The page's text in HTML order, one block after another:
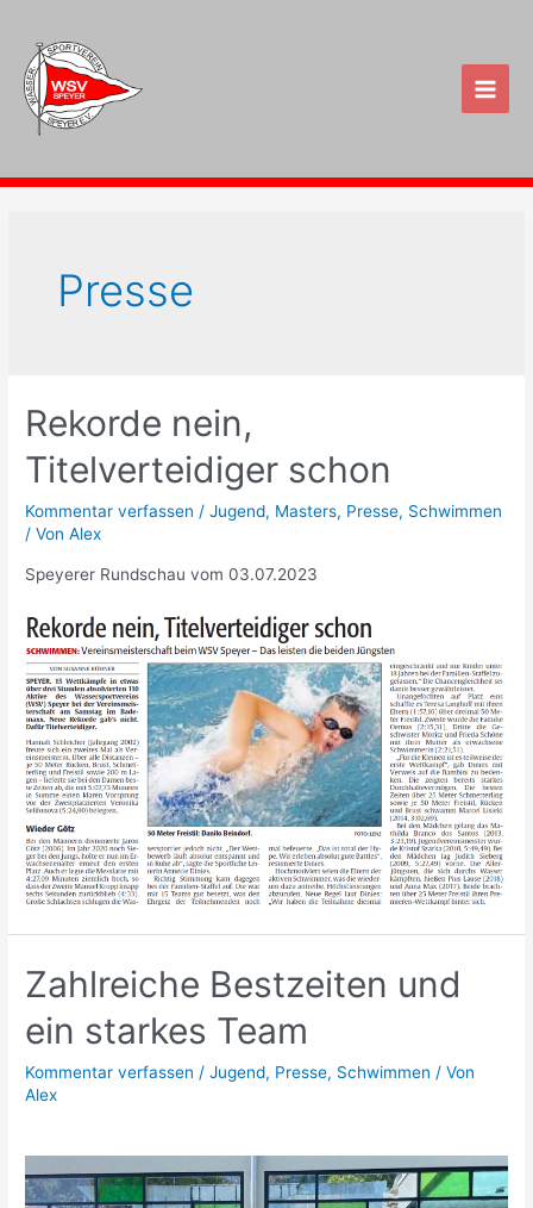
springen
Main
Presse
Rekorde nein,
Titelverteidiger schon
Kommentar verfassen /Jugend, Masters, Presse, Schwimmen
/ VonAlex
Speyerer Rundschau vom 03.07.2023
Zahlreiche Bestzeiten und
ein starkes Team
Kommentar verfassen /Jugend, Presse, Schwimmen / Von
Alex